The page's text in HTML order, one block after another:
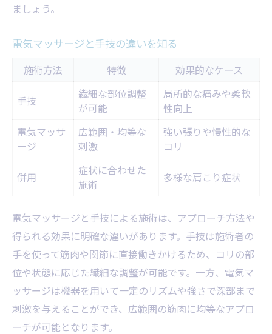
ましょう。
電気マッサージと手技の違いを知る
施術方法 特徴 効果的なケース
手技
繊細な部位調整
が可能
局所的な痛みや柔軟
性向上
電気マッサ
ージ
広範囲・均等な
刺激
強い張りや慢性的な
コリ
併用
症状に合わせた
施術
多様な肩こり症状
電気マッサージと手技による施術は、アプローチ方法や
得られる効果に明確な違いがあります。手技は施術者の
手を使って筋肉や関節に直接働きかけるため、コリの部
位や状態に応じた繊細な調整が可能です。一方、電気マ
ッサージは機器を用いて一定のリズムや強さで深部まで
刺激を与えることができ、広範囲の筋肉に均等なアプロ
ーチが可能となります。